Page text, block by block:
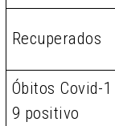
Recuperados
Óbitos Covid-1
9 positivo